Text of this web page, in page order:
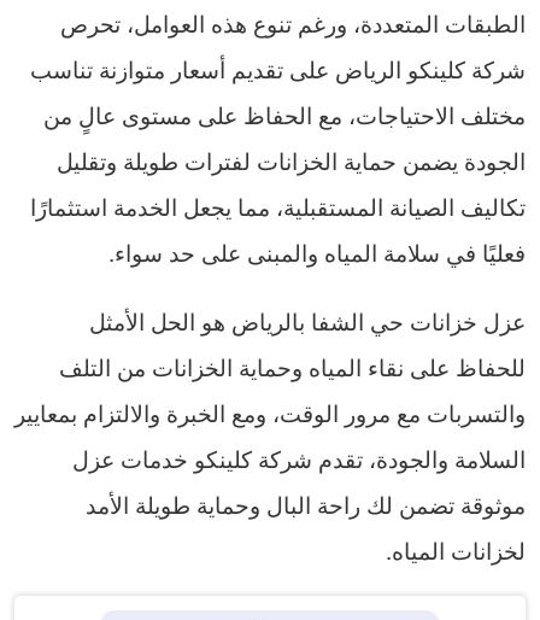
الطبقات المتعددة، ورغم تنوع هذه العوامل، تحرص
شركة كلينكو الرياض على تقديم أسعار متوازنة تناسب
مختلف الاحتياجات، مع الحفاظ على مستوى عالٍ من
الجودة يضمن حماية الخزانات لفترات طويلة وتقليل
تكاليف الصيانة المستقبلية، مما يجعل الخدمة استثمارًا
فعليًا في سلامة المياه والمبنى على حد سواء.
عزل خزانات حي الشفا بالرياض هو الحل الأمثل
للحفاظ على نقاء المياه وحماية الخزانات من التلف
والتسربات مع مرور الوقت، ومع الخبرة والالتزام بمعايير
السلامة والجودة، تقدم شركة كلينكو خدمات عزل
موثوقة تضمن لك راحة البال وحماية طويلة الأمد
لخزانات المياه.